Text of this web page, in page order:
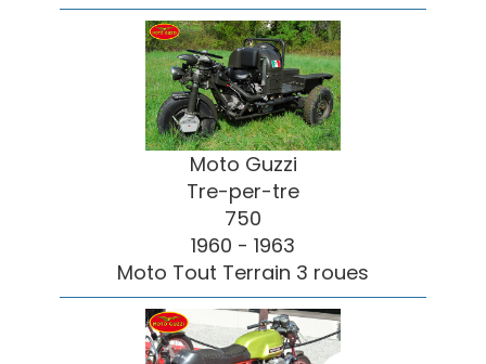
Moto Guzzi
Tre-per-tre
750
1960 - 1963
Moto Tout Terrain 3 roues